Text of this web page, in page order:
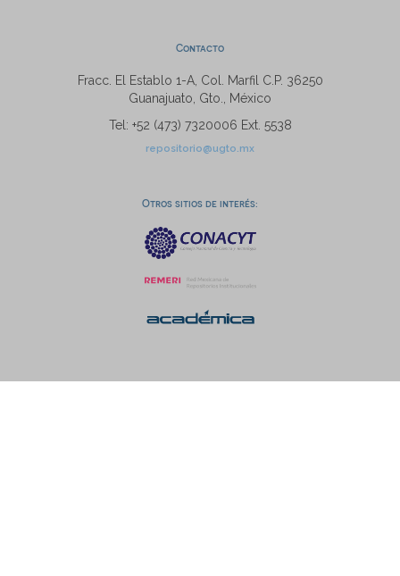
Contacto
Fracc. El Establo 1-A, Col. Marfil C.P. 36250
Guanajuato, Gto., México
Tel: +52 (473) 7320006 Ext. 5538
repositorio@ugto.mx
Otros sitios de interés: